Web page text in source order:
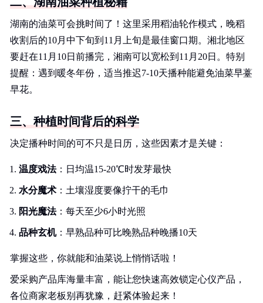
湖南的油菜可会挑时间了！这里采用稻油轮作模式，晚稻
收割后的10月中下旬到11月上旬是最佳窗口期。湘北地区
要赶在11月10日前播完，湘南可以宽松到11月20日。特别
提醒：遇到暖冬年份，适当推迟7-10天播种能避免油菜早薹
早花。
三、种植时间背后的科学
决定播种时间的可不只是日历，这些因素才是关键：
温度戏法：日均温15-20℃时发芽最快
水分魔术 ：土壤湿度要像拧干的毛巾
阳光魔法：每天至少6小时光照
品种玄机：早熟品种可比晚熟品种晚播10天
掌握这些，你就能和油菜说上悄悄话啦！
爱采购产品库海量丰富，能让您快速高效锁定心仪产品，
各位商家老板别再犹豫，赶紧体验起来！